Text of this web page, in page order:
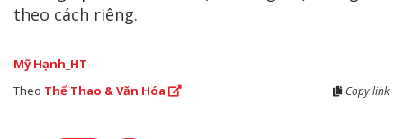
theo cách riêng.
Mỹ Hạnh_HT
Theo Thể Thao & Văn Hóa Copy link